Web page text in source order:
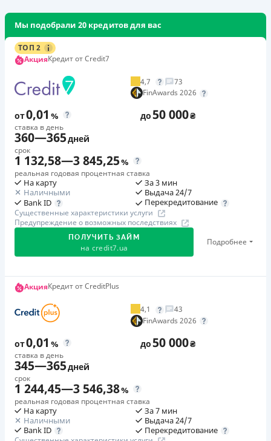
Мы подобрали 20 кредитов для вас
ТОП 2
АкцияКредит от Credit7
4,7
73
FinAwards 2026
от0,01 %
ставка в день
до50 000₴
360—365дней
срок
1 132,58—3 845,25%
реальная годовая процентная ставка
На карту
Наличными
Bank ID
За 3 мин
Выдача 24/7
Перекредитование
Существенные характеристики услуги
Предупреждение о возможных последствиях
ПОЛУЧИТЬ ЗАЙМ
на credit7.ua
Подробнее
Акция: «Кешбэк за друга»
друг регистрируется и получает первый кредит (от
1000 грн), клиент автоматически получает 400 грн
кешбэка. Акция действует до 10.12.2026
🥉 Бронза FinAwards 2026
Бронзовый призер FinAwards 2026 «Лучшая программа
лояльности»
Первый займ
от 0,01%/день до 30 000 ₴
АкцияКредит от CreditPlus
4,1
43
FinAwards 2026
от0,01 %
ставка в день
до50 000₴
345—365дней
срок
1 244,45—3 546,38%
реальная годовая процентная ставка
На карту
Наличными
Bank ID
За 7 мин
Выдача 24/7
Перекредитование